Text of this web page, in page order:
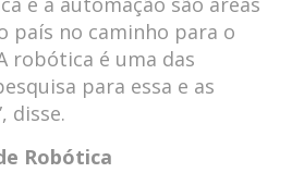
país no caminho para o
robótica é uma das
para essa e as
disse.
Robótica